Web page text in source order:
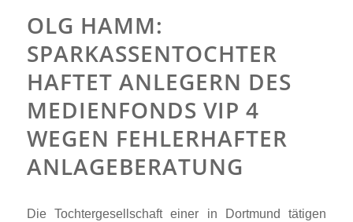
OLG HAMM:
SPARKASSENTOCHTER
HAFTET ANLEGERN DES
MEDIENFONDS VIP 4
WEGEN FEHLERHAFTER
ANLAGEBERATUNG
Die Tochtergesellschaft einer in Dortmund tätigen